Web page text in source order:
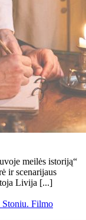
meilės istoriją“
ir scenarijaus
Livija [...]
Stoniu. Filmo